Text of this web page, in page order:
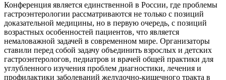
Конференция является единственной в России, где проблемы
гастроэнтерологии рассматриваются не только с позиций
доказательной медицины, но в первую очередь, с позиций
возрастных особенностей пациентов, что является
немаловажной задачей в современном мире. Организаторы
ставили перед собой задачу объединить взрослых и детских
гастроэнтерологов, педиатров и врачей общей практики для
углубленного изучения проблем диагностики, лечения и
профилактики заболеваний желудочно-кишечного тракта в